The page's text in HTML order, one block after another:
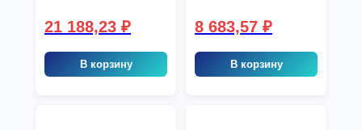
21 188,23 ₽
В корзину
8 683,57 ₽
В корзину